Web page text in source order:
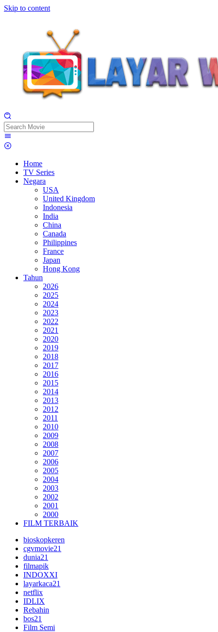
Skip to content
Home
TV Series
Negara
USA
United Kingdom
Indonesia
India
China
Canada
Philippines
France
Japan
Hong Kong
Tahun
2026
2025
2024
2023
2022
2021
2020
2019
2018
2017
2016
2015
2014
2013
2012
2011
2010
2009
2008
2007
2006
2005
2004
2003
2002
2001
2000
FILM TERBAIK
bioskopkeren
cgvmovie21
dunia21
filmapik
INDOXXI
layarkaca21
netflix
IDLIX
Rebahin
bos21
Film Semi